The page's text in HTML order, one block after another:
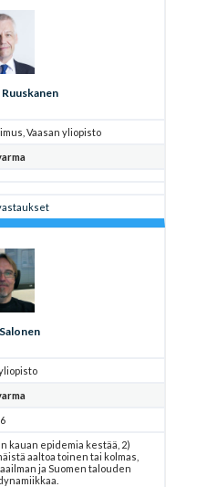
Vaasan yliopisto
6
kauan epidemia kestää, 2)
aaltoa toinen tai kolmas,
ja Suomen talouden